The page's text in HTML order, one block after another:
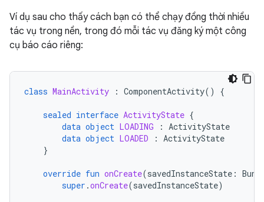
Ví dụ sau cho thấy cách bạn có thể chạy đồng thời nhiều
tác vụ trong nền, trong đó mỗi tác vụ đăng ký một công
cụ báo cáo riêng:
class MainActivity : ComponentActivity() {
sealed interface ActivityState {
data object LOADING : ActivityState
data object LOADED : ActivityState
}
override fun onCreate(savedInstanceState :
super .onCreate(savedInstanceState)